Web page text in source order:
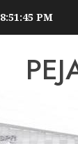
8:51:46 PM